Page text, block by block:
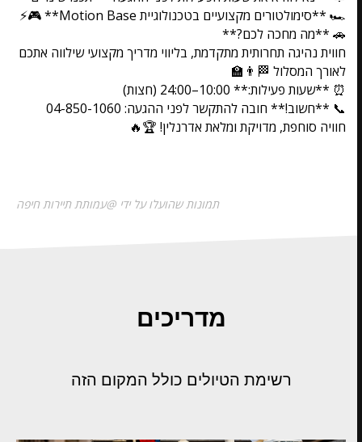
🏎️ **סימולטורים מקצועיים בטכנולוגיית Motion Base** 🎮⚡
🚗 **מה מחכה לכם?**
חווית נהיגה תחרותית מתקדמת, בליווי מדריך מקצועי שילווה אתכם
לאורך המסלול 🏁👨‍🏫
⏰ **שעות פעילות:** 10:00–24:00 (חצות)
📞 **חשוב!** חובה להתקשר לפני ההגעה: 04-850-1060
חוויה סוחפת, מדויקת ומלאת אדרנלין! 🏆🔥
תמונות שהועלו על ידי @עמותת תיירות חיפה
מדריכים
רשימת הטיולים כולל המקום הזה